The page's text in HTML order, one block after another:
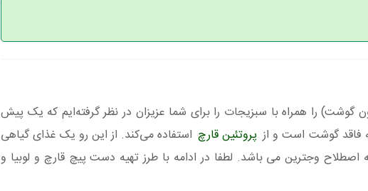
را همراه با سبزیجات را برای شما عزیزان در نظر گرفته‌ایم که یک پیش
فاقد گوشت است و از پروتئین قارچ استفاده می‌کند. از این رو یک غذای گیاهی
اصطلاح وجترین می باشد. لطفا در ادامه با طرز تهیه دست پیچ قارچ و لوبیا و